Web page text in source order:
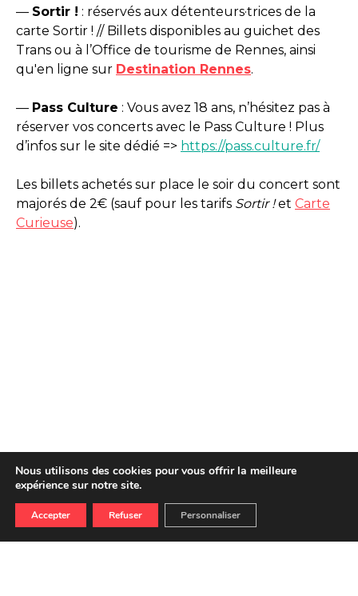
— Sortir ! : réservés aux détenteurs·trices de la
carte Sortir ! // Billets disponibles au guichet des
Trans ou à l’Office de tourisme de Rennes, ainsi
qu'en ligne sur Destination Rennes.
— Pass Culture : Vous avez 18 ans, n’hésitez pas à
réserver vos concerts avec le Pass Culture ! Plus
d’infos sur le site dédié => https://pass.culture.fr/
Les billets achetés sur place le soir du concert sont
majorés de 2€ (sauf pour les tarifs Sortir !et Carte
Curieuse).
Nous utilisons des cookies pour vous offrir la meilleure
expérience sur notre site.
Accepter Refuser Personnaliser